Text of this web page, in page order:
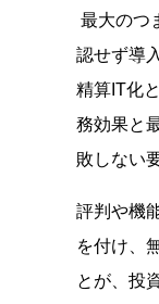
最大のつ
認せず導
精算IT化
務効果と
敗しない
評判や機
を付け、
とが、投